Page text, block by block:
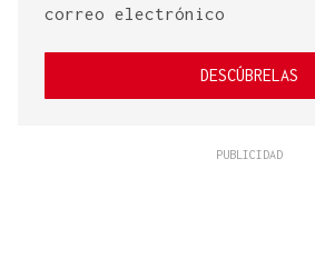
correo electrónico
DESCÚBRELAS